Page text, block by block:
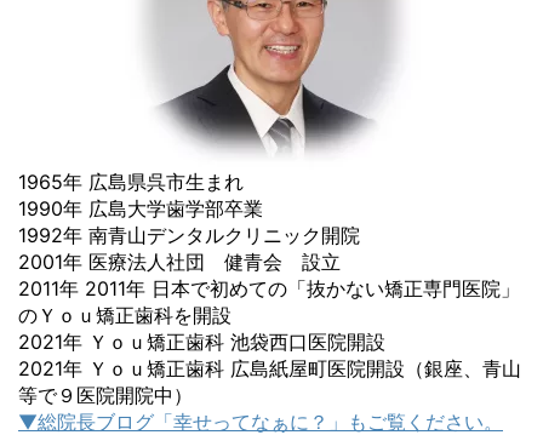
1965年 広島県呉市生まれ
1990年 広島大学歯学部卒業
1992年 南青山デンタルクリニック開院
2001年 医療法人社団 健青会 設立
2011年 2011年 日本で初めての「抜かない矯正専門医院」
のＹｏｕ矯正歯科を開設
2021年 Ｙｏｕ矯正歯科 池袋西口医院開設
2021年 Ｙｏｕ矯正歯科 広島紙屋町医院開設（銀座、青山
等で９医院開院中）
▼総院長ブログ「幸せってなぁに？」もご覧ください。